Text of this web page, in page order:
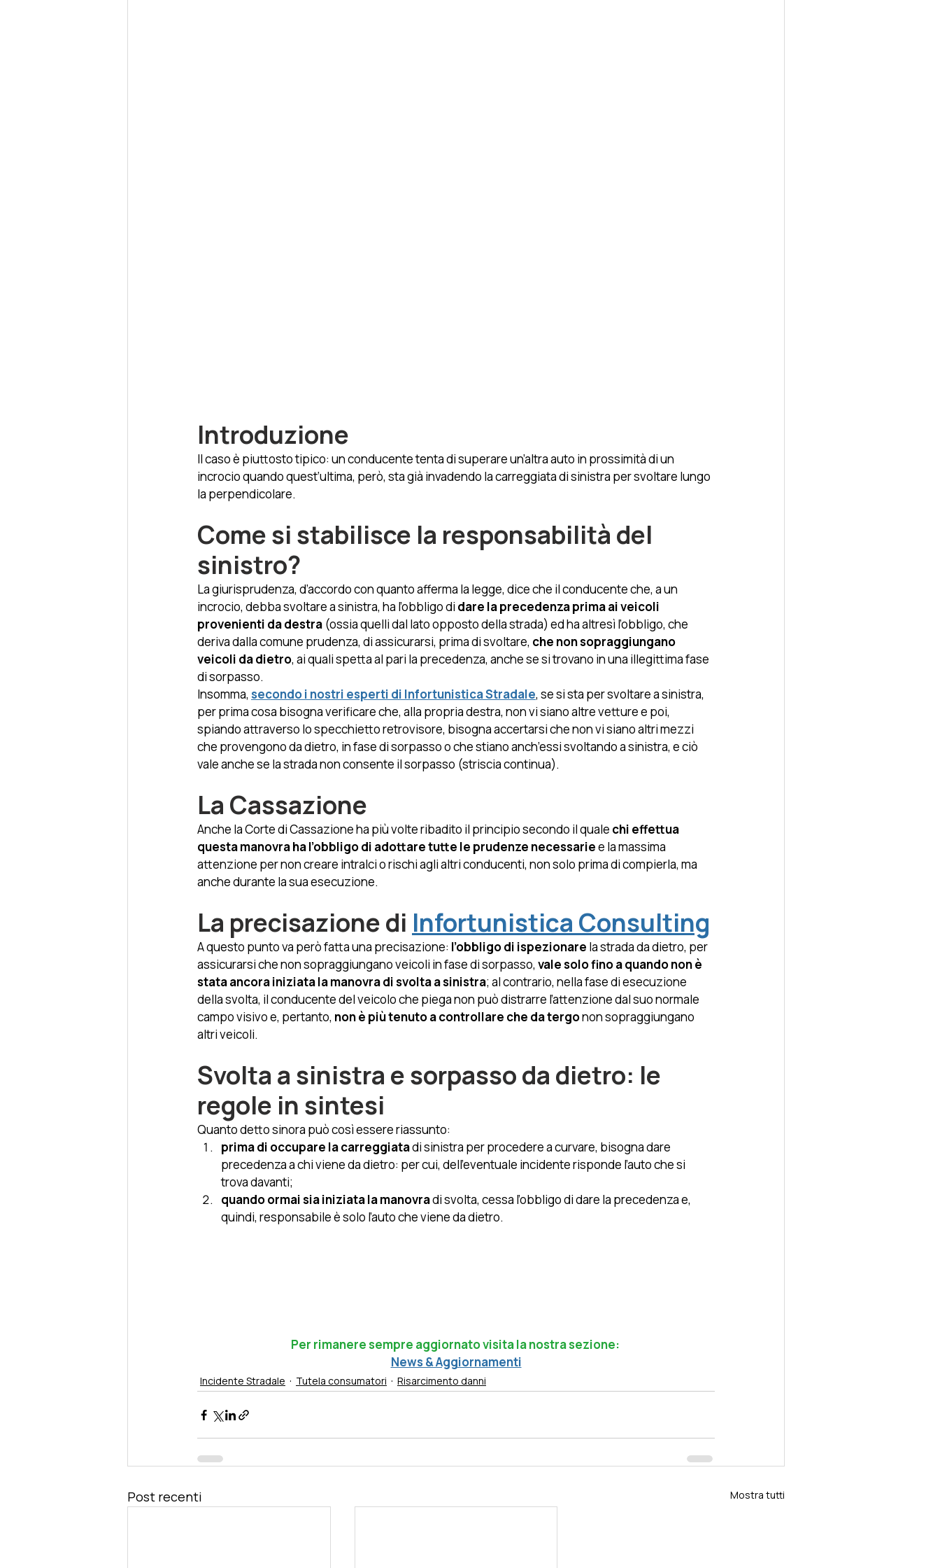
Introduzione
Il caso è piuttosto tipico: un conducente tenta di superare un’altra auto in prossimità di un
incrocio quando quest’ultima, però, sta già invadendo la carreggiata di sinistra per svoltare lungo
la perpendicolare.
Come si stabilisce la responsabilità del
sinistro?
La giurisprudenza, d’accordo con quanto afferma la legge, dice che il conducente che, a un
incrocio, debba svoltare a sinistra, ha l’obbligo di dare la precedenza prima ai veicoli
provenienti da destra (ossia quelli dal lato opposto della strada) ed ha altresì l’obbligo, che
deriva dalla comune prudenza, di assicurarsi, prima di svoltare, che non sopraggiungano
veicoli da dietro, ai quali spetta al pari la precedenza, anche se si trovano in una illegittima fase
di sorpasso.
Insomma, secondo i nostri esperti di Infortunistica Stradale, se si sta per svoltare a sinistra,
per prima cosa bisogna verificare che, alla propria destra, non vi siano altre vetture e poi,
spiando attraverso lo specchietto retrovisore, bisogna accertarsi che non vi siano altri mezzi
che provengono da dietro, in fase di sorpasso o che stiano anch’essi svoltando a sinistra, e ciò
vale anche se la strada non consente il sorpasso (striscia continua).
La Cassazione
Anche la Corte di Cassazione ha più volte ribadito il principio secondo il quale chi effettua
questa manovra ha l’obbligo di adottare tutte le prudenze necessarie e la massima
attenzione per non creare intralci o rischi agli altri conducenti, non solo prima di compierla, ma
anche durante la sua esecuzione.
La precisazione di Infortunistica Consulting
A questo punto va però fatta una precisazione: l’obbligo di ispezionare la strada da dietro, per
assicurarsi che non sopraggiungano veicoli in fase di sorpasso, vale solo fino a quando non è
stata ancora iniziata la manovra di svolta a sinistra; al contrario, nella fase di esecuzione
della svolta, il conducente del veicolo che piega non può distrarre l’attenzione dal suo normale
campo visivo e, pertanto, non è più tenuto a controllare che da tergo non sopraggiungano
altri veicoli.
Svolta a sinistra e sorpasso da dietro: le
regole in sintesi
Quanto detto sinora può così essere riassunto:
prima di occupare la carreggiata di sinistra per procedere a curvare, bisogna dare
precedenza a chi viene da dietro: per cui, dell’eventuale incidente risponde l’auto che si
trova davanti;
quando ormai sia iniziata la manovra di svolta, cessa l’obbligo di dare la precedenza e,
quindi, responsabile è solo l’auto che viene da dietro.
Per rimanere sempre aggiornato visita la nostra sezione:
News & Aggiornamenti
Incidente Stradale Tutela consumatori Risarcimento danni
Post recenti Mostra tutti